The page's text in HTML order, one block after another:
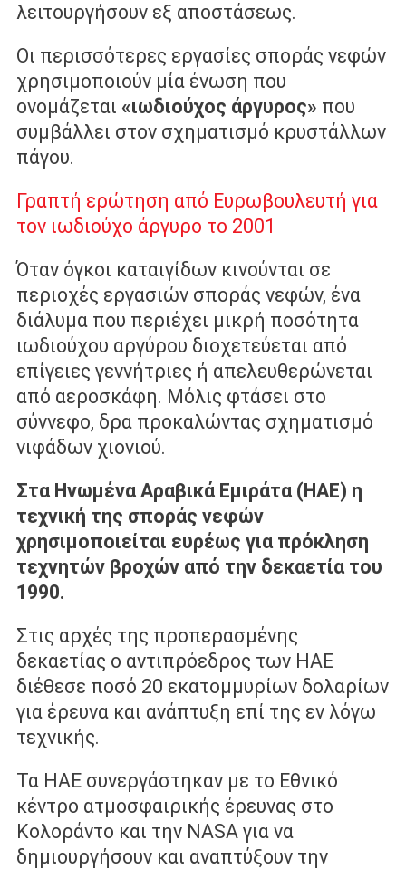
λειτουργήσουν εξ αποστάσεως.
Οι περισσότερες εργασίες σποράς νεφών
χρησιμοποιούν μία ένωση που
ονομάζεται «ιωδιούχος άργυρος» που
συμβάλλει στον σχηματισμό κρυστάλλων
πάγου.
Γραπτή ερώτηση από Ευρωβουλευτή για
τον ιωδιούχο άργυρο το 2001
Όταν όγκοι καταιγίδων κινούνται σε
περιοχές εργασιών σποράς νεφών, ένα
διάλυμα που περιέχει μικρή ποσότητα
ιωδιούχου αργύρου διοχετεύεται από
επίγειες γεννήτριες ή απελευθερώνεται
από αεροσκάφη. Μόλις φτάσει στο
σύννεφο, δρα προκαλώντας σχηματισμό
νιφάδων χιονιού.
Στα Ηνωμένα Αραβικά Εμιράτα (ΗΑΕ) η
τεχνική της σποράς νεφών
χρησιμοποιείται ευρέως για πρόκληση
τεχνητών βροχών από την δεκαετία του
1990.
Στις αρχές της προπερασμένης
δεκαετίας ο αντιπρόεδρος των ΗΑΕ
διέθεσε ποσό 20 εκατομμυρίων δολαρίων
για έρευνα και ανάπτυξη επί της εν λόγω
τεχνικής.
Τα ΗΑΕ συνεργάστηκαν με το Εθνικό
κέντρο ατμοσφαιρικής έρευνας στο
Κολοράντο και την NASA για να
δημιουργήσουν και αναπτύξουν την